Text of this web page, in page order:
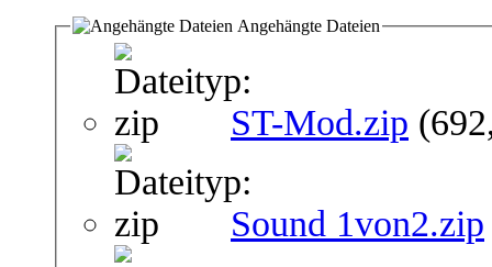
Angehängte Dateien
ST-Mod.zip
Sound 1von2.zip